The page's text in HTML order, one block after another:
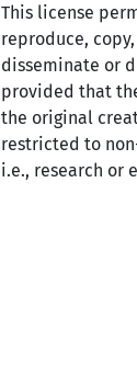
This license
reproduce,
disseminate or
provided that
the original
restricted to
i.e., research or